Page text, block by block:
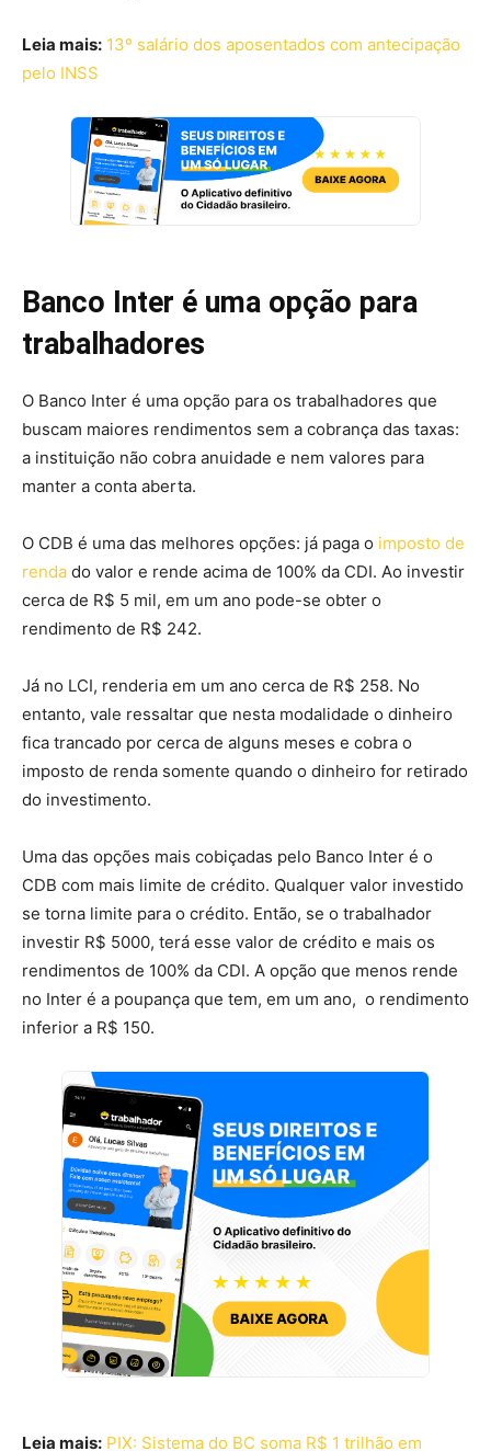
Leia mais: 13º salário dos aposentados com antecipação
pelo INSS
Banco Inter é uma opção para
trabalhadores
O Banco Inter é uma opção para os trabalhadores que
buscam maiores rendimentos sem a cobrança das taxas:
a instituição não cobra anuidade e nem valores para
manter a conta aberta.
O CDB é uma das melhores opções: já paga o imposto de
renda do valor e rende acima de 100% da CDI. Ao investir
cerca de R$ 5 mil, em um ano pode-se obter o
rendimento de R$ 242.
Já no LCI, renderia em um ano cerca de R$ 258. No
entanto, vale ressaltar que nesta modalidade o dinheiro
fica trancado por cerca de alguns meses e cobra o
imposto de renda somente quando o dinheiro for retirado
do investimento.
Uma das opções mais cobiçadas pelo Banco Inter é o
CDB com mais limite de crédito. Qualquer valor investido
se torna limite para o crédito. Então, se o trabalhador
investir R$ 5000, terá esse valor de crédito e mais os
rendimentos de 100% da CDI. A opção que menos rende
no Inter é a poupança que tem, em um ano, o rendimento
inferior a R$ 150.
Leia mais: PIX: Sistema do BC soma R$ 1 trilhão em